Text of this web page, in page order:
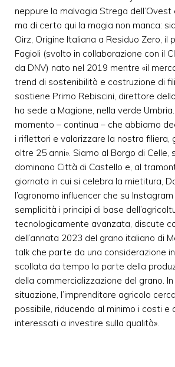
neppure la malvagia Strega dell’Ovest
ma di certo qui la magia non manca:
Oirz, Origine Italiana a Residuo Zero, il
Fagioli (svolto in collaborazione con il
da DNV) nato nel 2019 mentre «il
trend di sostenibilità e costruzione di
sostiene Primo Rebiscini, direttore
ha sede a Magione, nella verde Umbria.
momento – continua – che abbiamo
i riflettori e valorizzare la nostra filiera,
oltre 25 anni». Siamo al Borgo di Celle,
dominano Città di Castello e, al
giornata in cui si celebra la mietitura,
l’agronomo influencer che su
semplicità i principi di base
tecnologicamente avanzata, discute
dell’annata 2023 del grano italiano di
talk che parte da una considerazione
scollata da tempo la parte della
della commercializzazione del grano.
situazione, l’imprenditore agricolo
possibile, riducendo al minimo i costi e
interessati a investire sulla qualità».